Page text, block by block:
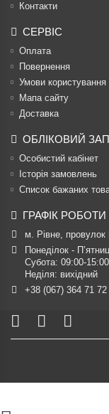
Контакти
СЕРВІС
Оплата
Повернення
Умови користування
Мапа сайту
Доставка
ОБЛІКОВИЙ
Особистий кабінет
Історія замовлень
Список бажаних
ГРАФІК РОБОТИ
м. Рівне, провулок
Понеділок -
Субота: 09:00-15:00
Неділя: вихідний
+38 (067) 364 71 72